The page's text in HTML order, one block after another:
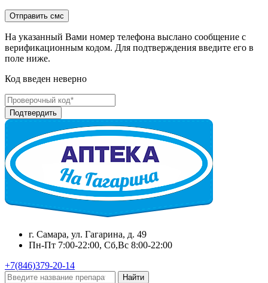
На указанный Вами номер телефона выслано сообщение с
верификационным кодом. Для подтверждения введите его в
поле ниже.
Код введен неверно
г. Самара, ул. Гагарина, д. 49
Пн-Пт 7:00-22:00, Сб,Вс 8:00-22:00
+7(846)379-20-14
Найти